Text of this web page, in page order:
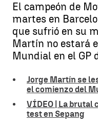
El campeón de
martes en
que sufrió en su
Martín no estará
Mundial en el GP
Jorge Martín se
el comienzo del
VÍDEO | La brutal
test en Sepang